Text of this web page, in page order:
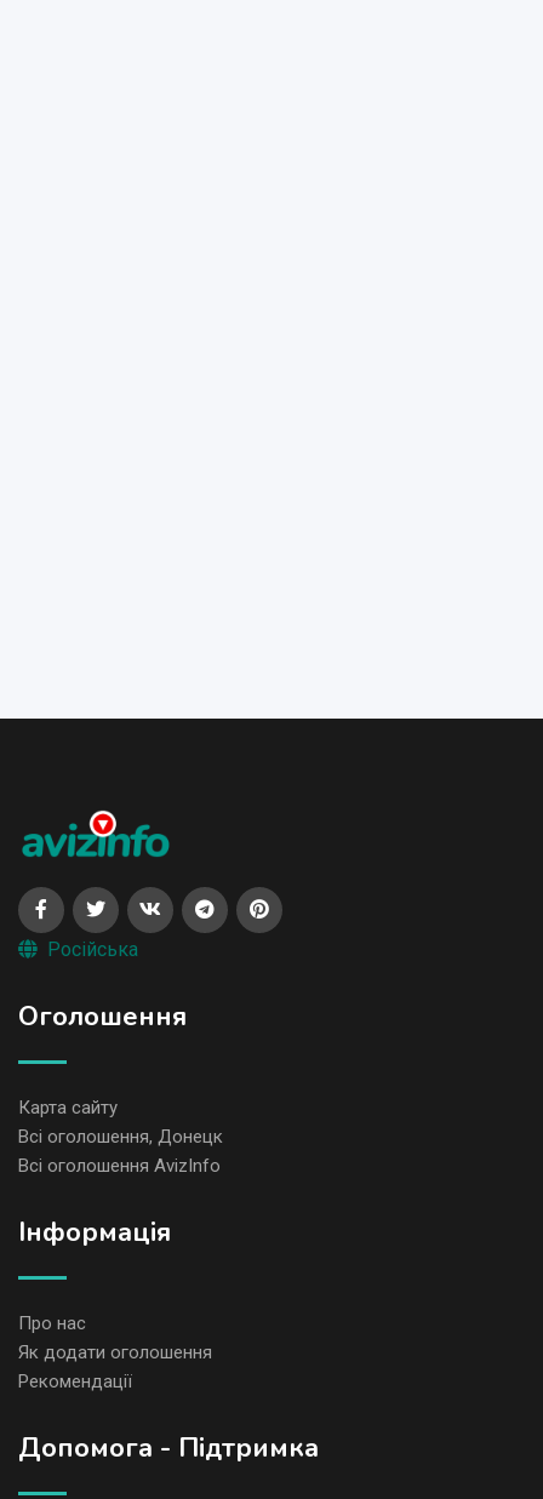
Російська
Оголошення
Карта сайту
Всі оголошення, Донецк
Всі оголошення AvizInfo
Iнформація
Про нас
Як додати оголошення
Рекомендації
Допомога - Підтримка